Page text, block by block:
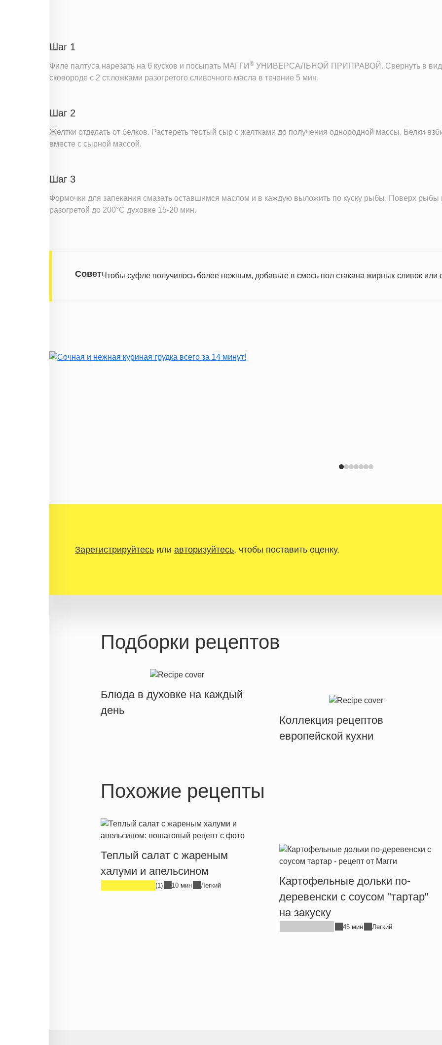
Шаг 1
Филе палтуса нарезать на 6 кусков и посыпать МАГГИ ® УНИВЕРСАЛЬНОЙ ПРИПРАВОЙ. Свернуть в виде
сковороде с 2 ст.ложками разогретого сливочного масла в течение 5 мин.
Шаг 2
Желтки отделать от белков. Растереть тертый сыр с желтками до получения однородной массы. Белки
вместе с сырной массой.
Шаг 3
Формочки для запекания смазать оставшимся маслом и в каждую выложить по куску рыбы. Поверх
разогретой до 200°С духовке 15-20 мин.
СоветЧтобы суфле получилось более нежным, добавьте в смесь пол стакана жирных сливок или
Зарегистрируйтесьили авторизуйтесь, чтобы поставить оценку.
Подборки рецептов
Блюда в духовке на каждый
день
Коллекция рецептов
европейской кухни
Похожие рецепты
Теплый салат с жареным
халуми и апельсином
(1) 10 мин Легкий
Картофельные дольки по-
деревенски с соусом "тартар"
на закуску
45 мин Легкий